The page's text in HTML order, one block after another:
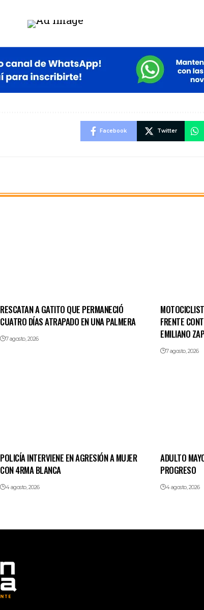
Facebook Twitter
RESCATAN A GATITO QUE PERMANECIÓ
CUATRO DÍAS ATRAPADO EN UNA PALMERA
7 agosto, 2026
FRENTE
EMILIANO
7 agosto, 2026
POLICÍA INTERVIENE EN AGRESIÓN A MUJER
CON 4RMA BLANCA
4 agosto, 2026
ADULTO
PROGRESO
4 agosto, 2026